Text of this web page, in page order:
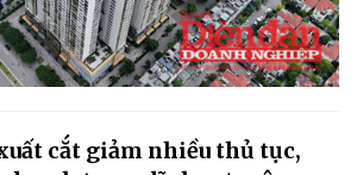
cắt giảm nhiều thủ tục,